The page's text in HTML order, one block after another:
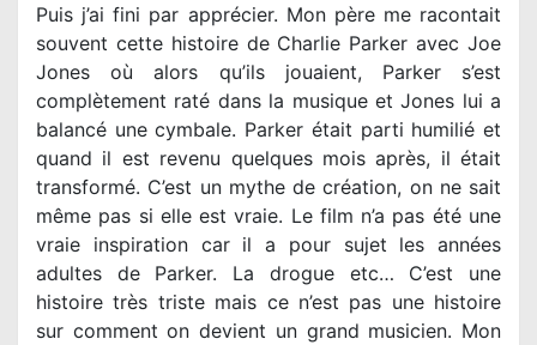
Puis j’ai fini par apprécier. Mon père me racontait
souvent cette histoire de Charlie Parker avec Joe
Jones où alors qu’ils jouaient, Parker s’est
complètement raté dans la musique et Jones lui a
balancé une cymbale. Parker était parti humilié et
quand il est revenu quelques mois après, il était
transformé. C’est un mythe de création, on ne sait
même pas si elle est vraie. Le film n’a pas été une
vraie inspiration car il a pour sujet les années
adultes de Parker. La drogue etc… C’est une
histoire très triste mais ce n’est pas une histoire
sur comment on devient un grand musicien. Mon